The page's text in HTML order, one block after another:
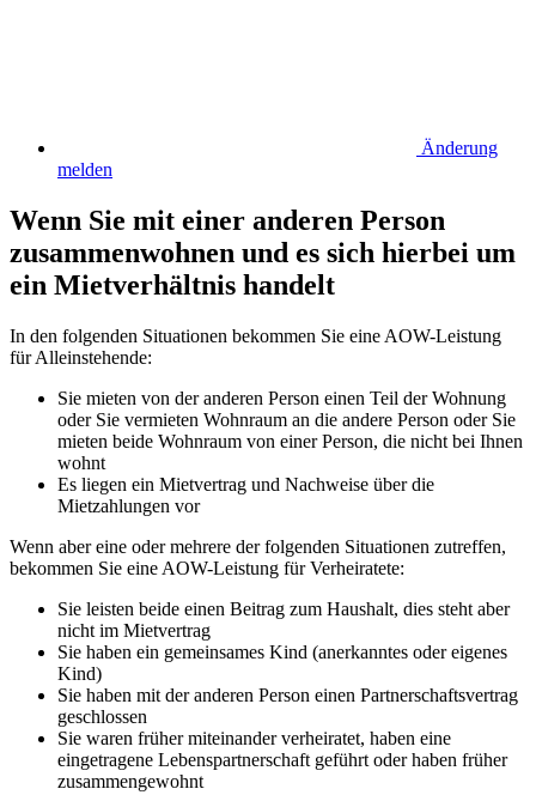
Änderung
melden
Wenn Sie mit einer anderen Person
zusammenwohnen und es sich hierbei um
ein Mietverhältnis handelt
In den folgenden Situationen bekommen Sie eine AOW-Leistung
für Alleinstehende:
Sie mieten von der anderen Person einen Teil der Wohnung
oder Sie vermieten Wohnraum an die andere Person oder Sie
mieten beide Wohnraum von einer Person, die nicht bei Ihnen
wohnt
Es liegen ein Mietvertrag und Nachweise über die
Mietzahlungen vor
Wenn aber eine oder mehrere der folgenden Situationen zutreffen,
bekommen Sie eine AOW-Leistung für Verheiratete:
Sie leisten beide einen Beitrag zum Haushalt, dies steht aber
nicht im Mietvertrag
Sie haben ein gemeinsames Kind (anerkanntes oder eigenes
Kind)
Sie haben mit der anderen Person einen Partnerschaftsvertrag
geschlossen
Sie waren früher miteinander verheiratet, haben eine
eingetragene Lebenspartnerschaft geführt oder haben früher
zusammengewohnt